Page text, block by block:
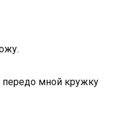
передо мной кружку